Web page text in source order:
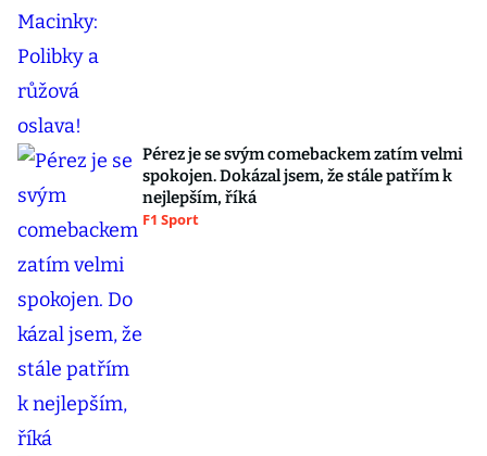
Pérez je se svým comebackem zatím velmi
spokojen. Dokázal jsem, že stále patřím k
nejlepším, říká
F1 Sport